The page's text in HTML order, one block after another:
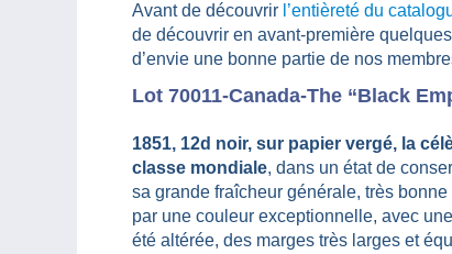
Avant de découvrir l’entièreté du
de découvrir en avant-première
d’envie une bonne partie de nos
Lot 70011-Canada-The “Black
1851, 12d noir, sur papier vergé, la
classe mondiale, dans un état de
sa grande fraîcheur générale, très
par une couleur exceptionnelle, avec
été altérée, des marges très larges et